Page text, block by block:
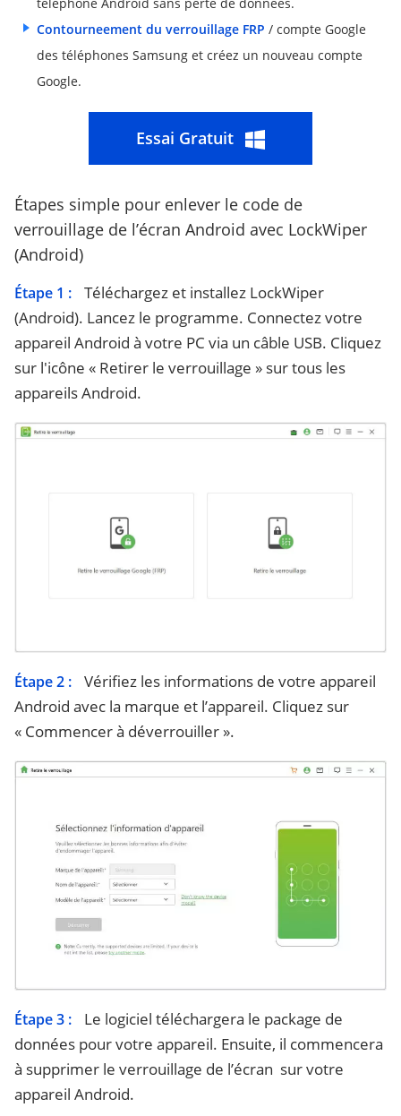
Contourneement du verrouillage FRP / compte Google
des téléphones Samsung et créez un nouveau compte
Google.
Essai Gratuit
Étapes simple pour enlever le code de
verrouillage de l’écran Android avec LockWiper
(Android)
Étape 1 :
Téléchargez et installez LockWiper
(Android). Lancez le programme. Connectez votre
appareil Android à votre PC via un câble USB. Cliquez
sur l'icône « Retirer le verrouillage » sur tous les
appareils Android.
Étape 2 :
Vérifiez les informations de votre appareil
Android avec la marque et l’appareil. Cliquez sur
« Commencer à déverrouiller ».
Étape 3 :
Le logiciel téléchargera le package de
données pour votre appareil. Ensuite, il commencera
à supprimer le verrouillage de l’écran sur votre
appareil Android.